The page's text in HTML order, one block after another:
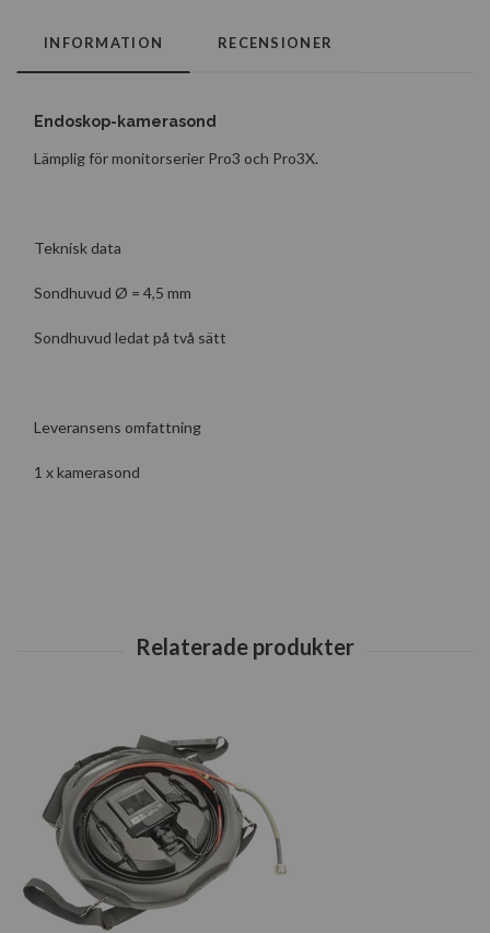
INFORMATION RECENSIONER
Endoskop-kamerasond
Lämplig för monitorserier Pro3 och Pro3X.
Teknisk data
Sondhuvud Ø = 4,5 mm
Sondhuvud ledat på två sätt
Leveransens omfattning
1 x kamerasond